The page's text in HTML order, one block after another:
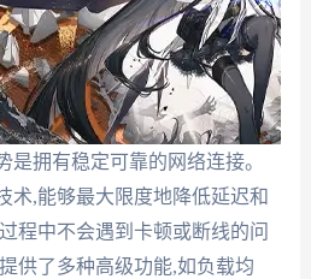
是拥有稳定可靠的网络连接。
术,能够最大限度地降低延迟和
程中不会遇到卡顿或断线的问
供了多种高级功能,如负载均